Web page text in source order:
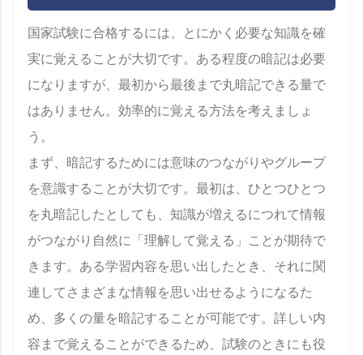
国家試験に合格するには、とにかく必要な知識を確
実に覚えることが大切です。ある程度の暗記は必要
になりますが、最初から最後まで丸暗記できる量で
はありません。効率的に覚える方法を考えましょ
う。
まず、暗記するためには意味のつながりやグループ
を意識することが大切です。最初は、ひとつひとつ
を丸暗記したとしても、知識が増えるにつれて情報
がつながり自然に「理解して覚える」ことが期待で
きます。ある学習内容を思い出したとき、それに関
連してさまざまな情報を思い出せるようになるた
め、多くの量を暗記することが可能です。詳しい内
容まで覚えることができるため、試験のときにも役